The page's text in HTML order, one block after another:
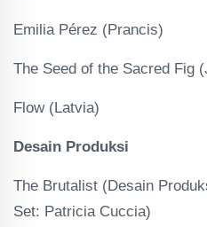
Emilia Pérez (Prancis)
The Seed of the Sacred Fig
Flow (Latvia)
Desain Produksi
The Brutalist (Desain
Set: Patricia Cuccia)